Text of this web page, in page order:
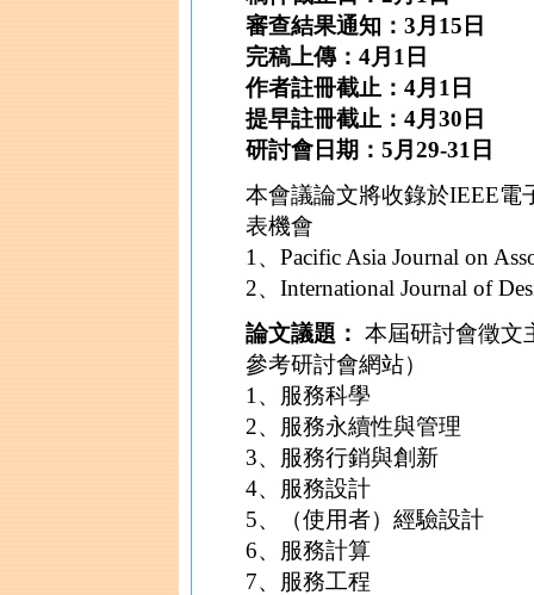
審查結果通知：3月15日
完稿上傳：4月1日
作者註冊截止：4月1日
提早註冊截止：4月30日
研討會日期：5月29-31日
本會議論文將收錄於IEEE電
表機會
1、Pacific Asia Journal on
2、International Journal of
論文議題： 本屆研討會徵文
參考研討會網站）
1、服務科學
2、服務永續性與管理
3、服務行銷與創新
4、服務設計
5、（使用者）經驗設計
6、服務計算
7、服務工程